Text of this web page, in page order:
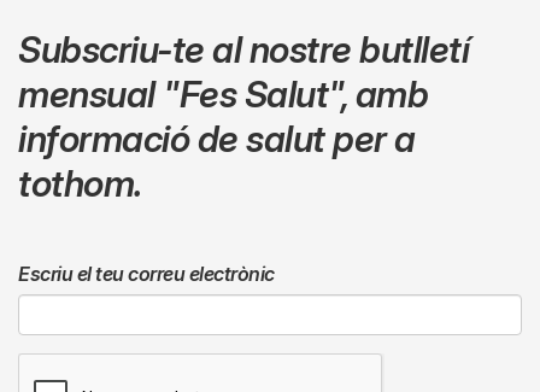
Subscriu-te al nostre butlletí
mensual "Fes Salut",amb
informació de salut per a
tothom.
Escriu el teu correu electrònic